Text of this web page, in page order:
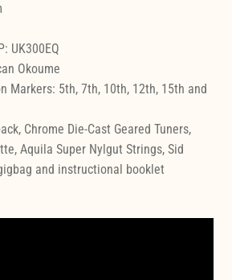
UK300EQ
Okoume
Markers: 5th, 7th, 10th, 12th, 15th and
Chrome Die-Cast Geared Tuners,
Aquila Super Nylgut Strings, Sid
and instructional booklet